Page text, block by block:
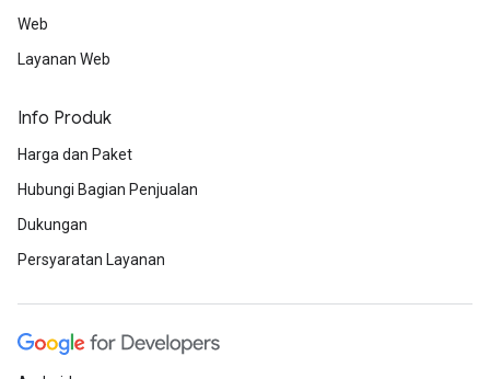
Web
Layanan Web
Info Produk
Harga dan Paket
Hubungi Bagian Penjualan
Dukungan
Persyaratan Layanan